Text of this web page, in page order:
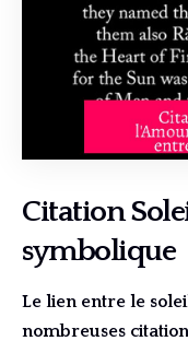
Citation
symbolique
Le lien entre le
nombreuses